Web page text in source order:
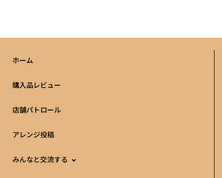
ホーム
購入品レビュー
店舗パトロール
アレンジ投稿
みんなと交流する